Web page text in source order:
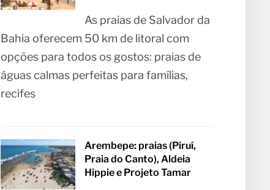
As praias de Salvador da
Bahia oferecem 50 km de litoral com
opções para todos os gostos: praias de
águas calmas perfeitas para famílias,
recifes
Arembepe: praias (Piruí,
Praia do Canto), Aldeia
Hippie e Projeto Tamar